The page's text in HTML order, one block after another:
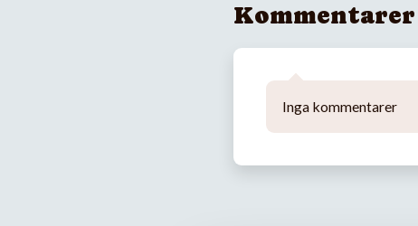
Kommentarer
Inga kommentarer